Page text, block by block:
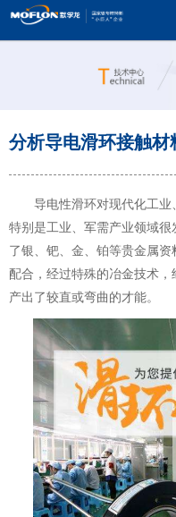
分析导电滑环接触材
导电性滑环对现代化工业
特别是工业、军需产业领域
了银、钯、金、铂等贵金属
配合，经过特殊的冶金技术
产出了较直或弯曲的才能。